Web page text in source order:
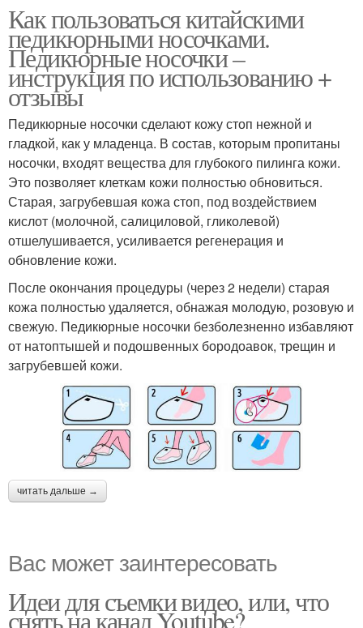
Как пользоваться китайскими
педикюрными носочками.
Педикюрные носочки –
инструкция по использованию +
отзывы
Педикюрные носочки сделают кожу стоп нежной и
гладкой, как у младенца. В состав, которым пропитаны
носочки, входят вещества для глубокого пилинга кожи.
Это позволяет клеткам кожи полностью обновиться.
Старая, загрубевшая кожа стоп, под воздействием
кислот (молочной, салициловой, гликолевой)
отшелушивается, усиливается регенерация и
обновление кожи.
После окончания процедуры (через 2 недели) старая
кожа полностью удаляется, обнажая молодую, розовую и
свежую. Педикюрные носочки безболезненно избавляют
от натоптышей и подошвенных бородоавок, трещин и
загрубевшей кожи.
читать дальше →
Вас может заинтересовать
Идеи для съемки видео, или, что
снять на канал Youtube?